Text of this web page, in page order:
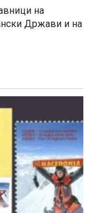
на
Држави и на